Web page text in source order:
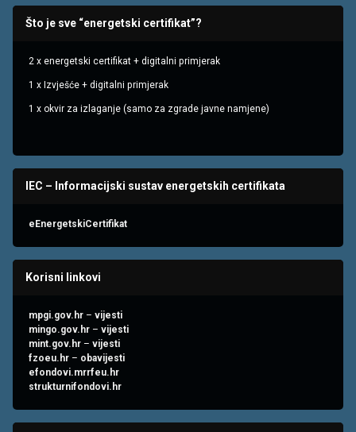
Što je sve “energetski certifikat”?
2 x energetski certifikat + digitalni primjerak
1 x Izvješće + digitalni primjerak
1 x okvir za izlaganje (samo za zgrade javne namjene)
IEC – Informacijski sustav energetskih certifikata
eEnergetskiCertifikat
Korisni linkovi
mpgi.gov.hr – vijesti
mingo.gov.hr – vijesti
mint.gov.hr – vijesti
fzoeu.hr – obavijesti
efondovi.mrrfeu.hr
strukturnifondovi.hr